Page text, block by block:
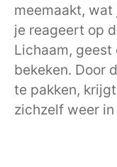
meemaakt,
je reageert op
Lichaam,
bekeken. Door
te pakken,
zichzelf weer